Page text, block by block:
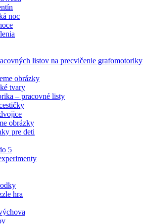
noc
listov na precvičenie grafomotoriky
obrázky
tvary
– pracovné listy
obrázky
pre deti
5
hra